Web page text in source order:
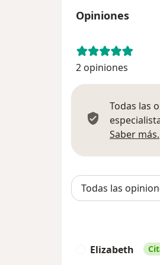
Opiniones
2 opiniones
Todas las
Saber más.
Elizabeth